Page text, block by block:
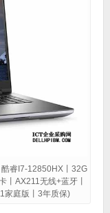
睿I7-12850HX丨32G
丨AX211无线+蓝牙丨
家庭版丨3年质保)